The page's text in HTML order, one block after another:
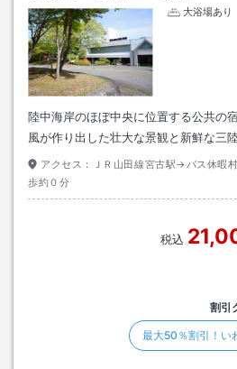
大浴場あり
陸中海岸のほぼ中央に位置する公共の
風が作り出した壮大な景観と新鮮な三
アクセス：
ＪＲ山田線宮古駅→バス休暇
歩約０分
税込
割引
最大50％割引！い